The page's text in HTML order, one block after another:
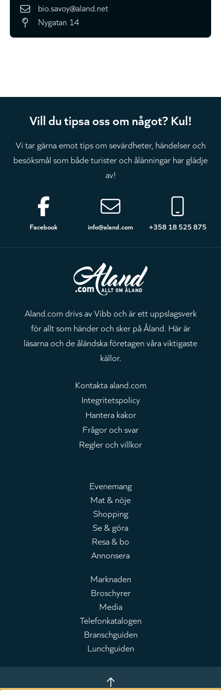
bio.savoy@aland.net
Nygatan 14
Vill du tipsa oss om något? Kul!
Vi tar gärna emot tips om sevärdheter, händelser och
besöksmål som både turister och ålänningar har glädje
av!
Sidfot
Facebook info@aland.com +358 18 525 875
Aland.com drivs av Vibb och är ett uppslagsverk
för allt som händer och sker på Åland. Här är
läsarna och de åländska företagen våra viktigaste
källor.
Kontakta aland.com
Integritetspolicy
Hantera kakor
Frågor och svar
Regler och villkor
Huvudmeny
Evenemang
Mat & nöje
Shopping
Se & göra
Resa & bo
Annonsera
Leaderboard
Marknaden
Broschyrer
Media
Telefonkatalogen
Branschguiden
Lunchguiden